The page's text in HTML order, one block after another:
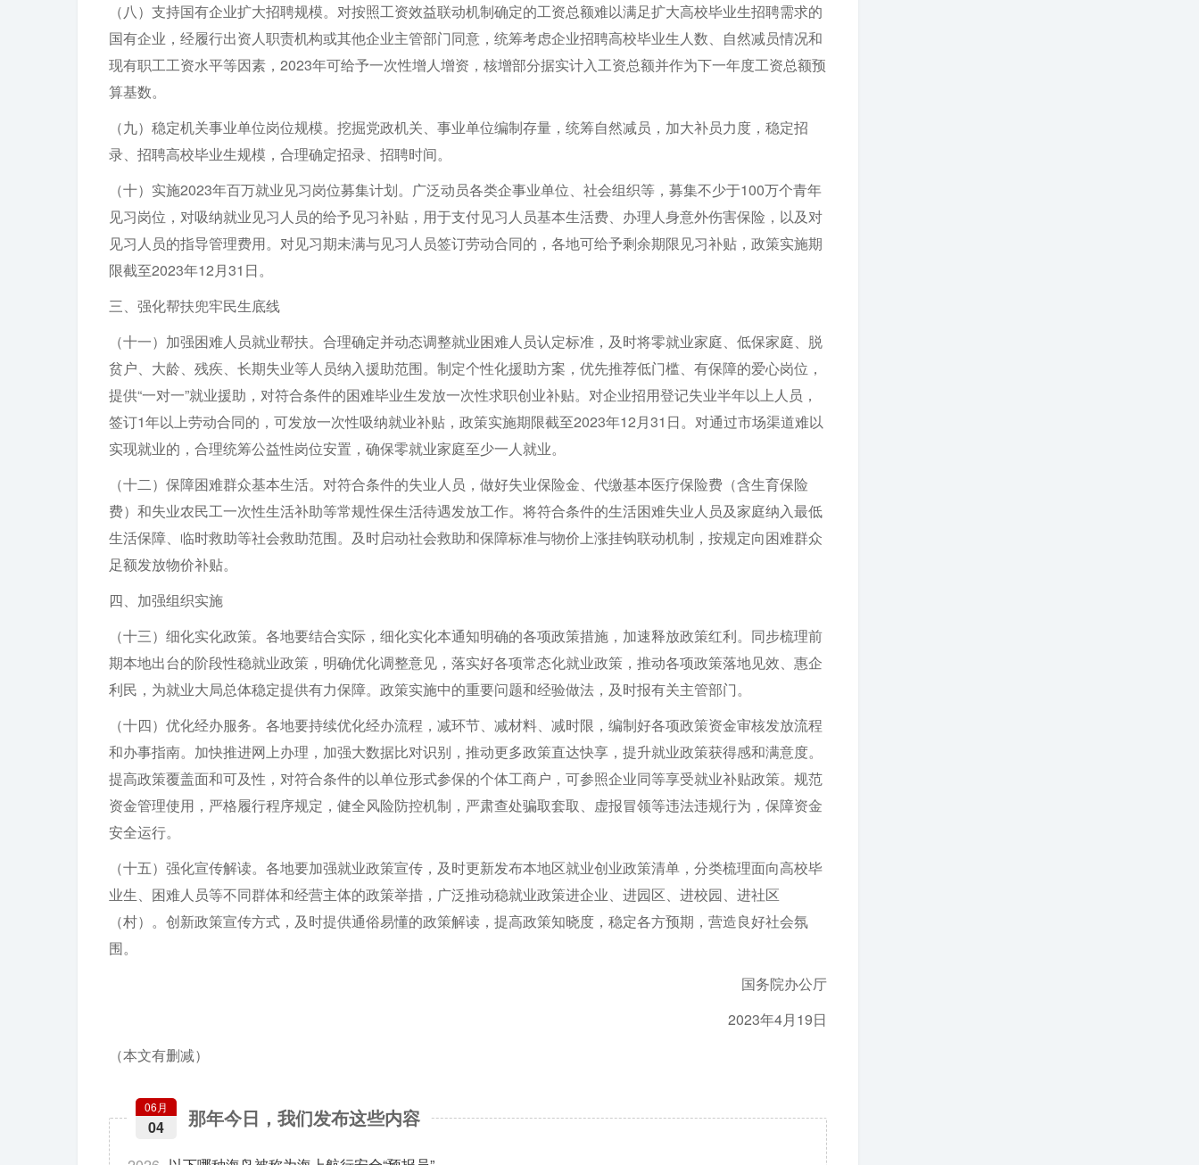
（八）支持国有企业扩大招聘规模。对按照工资效益联动机制确定的工资总额难以满足扩大高校毕业生招聘需求的
国有企业，经履行出资人职责机构或其他企业主管部门同意，统筹考虑企业招聘高校毕业生人数、自然减员情况和
现有职工工资水平等因素，2023年可给予一次性增人增资，核增部分据实计入工资总额并作为下一年度工资总额预
算基数。
（九）稳定机关事业单位岗位规模。挖掘党政机关、事业单位编制存量，统筹自然减员，加大补员力度，稳定招
录、招聘高校毕业生规模，合理确定招录、招聘时间。
（十）实施2023年百万就业见习岗位募集计划。广泛动员各类企事业单位、社会组织等，募集不少于100万个青年
见习岗位，对吸纳就业见习人员的给予见习补贴，用于支付见习人员基本生活费、办理人身意外伤害保险，以及对
见习人员的指导管理费用。对见习期未满与见习人员签订劳动合同的，各地可给予剩余期限见习补贴，政策实施期
限截至2023年12月31日。
三、强化帮扶兜牢民生底线
（十一）加强困难人员就业帮扶。合理确定并动态调整就业困难人员认定标准，及时将零就业家庭、低保家庭、脱
贫户、大龄、残疾、长期失业等人员纳入援助范围。制定个性化援助方案，优先推荐低门槛、有保障的爱心岗位，
提供“一对一”就业援助，对符合条件的困难毕业生发放一次性求职创业补贴。对企业招用登记失业半年以上人员，
签订1年以上劳动合同的，可发放一次性吸纳就业补贴，政策实施期限截至2023年12月31日。对通过市场渠道难以
实现就业的，合理统筹公益性岗位安置，确保零就业家庭至少一人就业。
（十二）保障困难群众基本生活。对符合条件的失业人员，做好失业保险金、代缴基本医疗保险费（含生育保险
费）和失业农民工一次性生活补助等常规性保生活待遇发放工作。将符合条件的生活困难失业人员及家庭纳入最低
生活保障、临时救助等社会救助范围。及时启动社会救助和保障标准与物价上涨挂钩联动机制，按规定向困难群众
足额发放物价补贴。
四、加强组织实施
（十三）细化实化政策。各地要结合实际，细化实化本通知明确的各项政策措施，加速释放政策红利。同步梳理前
期本地出台的阶段性稳就业政策，明确优化调整意见，落实好各项常态化就业政策，推动各项政策落地见效、惠企
利民，为就业大局总体稳定提供有力保障。政策实施中的重要问题和经验做法，及时报有关主管部门。
（十四）优化经办服务。各地要持续优化经办流程，减环节、减材料、减时限，编制好各项政策资金审核发放流程
和办事指南。加快推进网上办理，加强大数据比对识别，推动更多政策直达快享，提升就业政策获得感和满意度。
提高政策覆盖面和可及性，对符合条件的以单位形式参保的个体工商户，可参照企业同等享受就业补贴政策。规范
资金管理使用，严格履行程序规定，健全风险防控机制，严肃查处骗取套取、虚报冒领等违法违规行为，保障资金
安全运行。
（十五）强化宣传解读。各地要加强就业政策宣传，及时更新发布本地区就业创业政策清单，分类梳理面向高校毕
业生、困难人员等不同群体和经营主体的政策举措，广泛推动稳就业政策进企业、进园区、进校园、进社区
（村）。创新政策宣传方式，及时提供通俗易懂的政策解读，提高政策知晓度，稳定各方预期，营造良好社会氛
围。
国务院办公厅
2023年4月19日
（本文有删减）
那年今日，我们发布这些内容
06月
04